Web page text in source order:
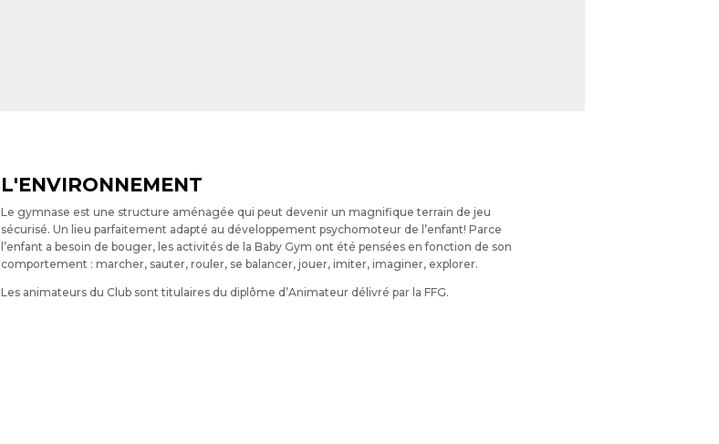
L'ENVIRONNEMENT
Le gymnase est une structure aménagée qui peut devenir un magnifique terrain de jeu
sécurisé. Un lieu parfaitement adapté au développement psychomoteur de l’enfant! Parce
l’enfant a besoin de bouger, les activités de la Baby Gym ont été pensées en fonction de son
comportement : marcher, sauter, rouler, se balancer, jouer, imiter, imaginer, explorer.
Les animateurs du Club sont titulaires du diplôme d’Animateur délivré par la FFG.